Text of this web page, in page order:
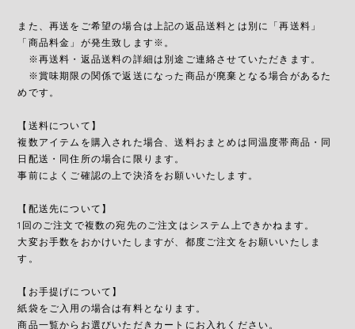
また、再送をご希望の場合は上記の返品送料とは別に「再送料」
「商品料金」が発生致します※。
※再送料・返品送料の詳細は別途ご連絡させていただきます。
※賞味期限の関係で返送になった商品が廃棄となる場合があるた
めです。
【送料について】
複数アイテムを購入された場合、送料おまとめは同温度帯商品・同
日配送・同住所の場合に限ります。
事前によくご確認の上で決済をお願いいたします。
【配送先について】
1回のご注文で複数の宛先のご注文はシステム上できかねます。
大変お手数をおかけいたしますが、都度ご注文をお願いいたしま
す。
【お手提げについて】
紙袋をご入用の場合は有料となります。
商品一覧からお選びいただきカートにお入れください。